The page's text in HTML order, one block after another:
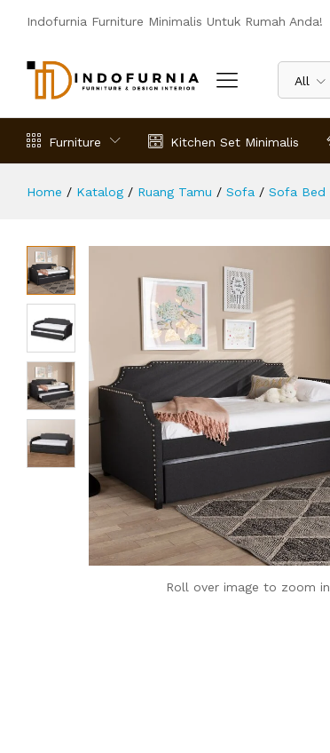
Indofurnia Furniture Minimalis Untuk Rumah Anda!
All
Furniture Kitchen Set Minimalis
Home / Katalog / Ruang Tamu / Sofa / Sofa Bed
Roll over image to zoom in
Deskripsi Spesifikasi Ulasan (0)